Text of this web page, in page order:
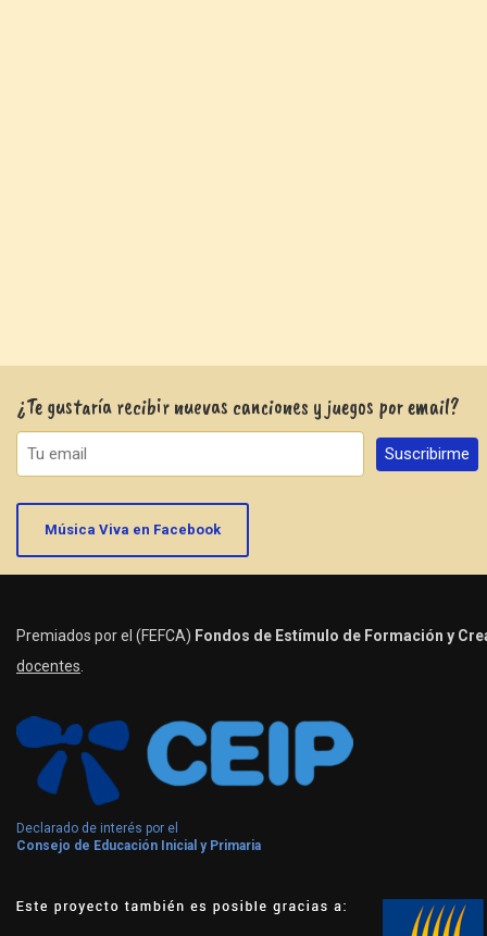
¿Te gustaría recibir nuevas canciones y juegos por email?
Música Viva en Facebook
Premiados por el (FEFCA) Fondos de Estímulo de Formación y
docentes
Declarado de interés por el
Consejo de Educación Inicial y Primaria